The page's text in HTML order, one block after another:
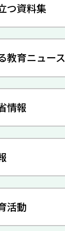
つ資料集
教育ニュース
情報
活動